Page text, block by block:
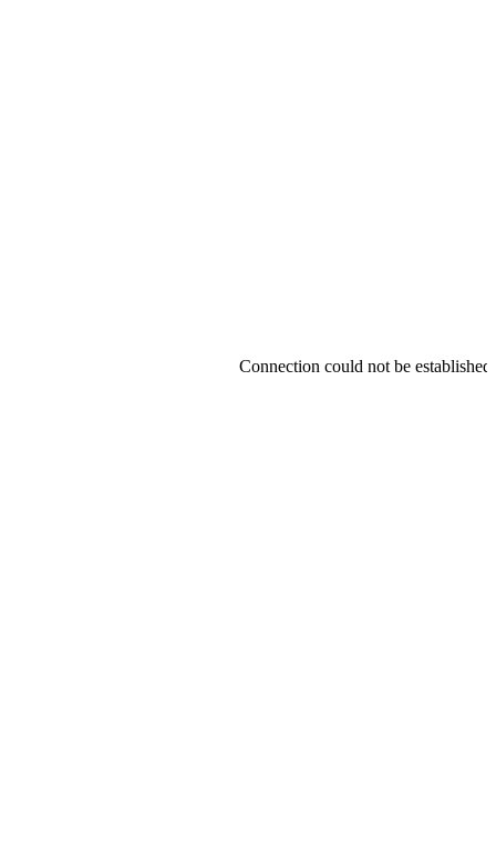
Connection could not be established.